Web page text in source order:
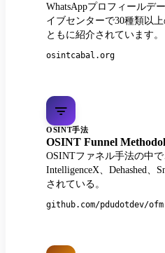
WhatsAppプロフィールデ
イブセンターで30種類以
ともに紹介されています。
osintcabal.org
OSINT手法
OSINT Funnel
OSINTファネル手法の中で
IntelligenceX、Dehashed、
されている。
github.com/pdudotdev/ofm